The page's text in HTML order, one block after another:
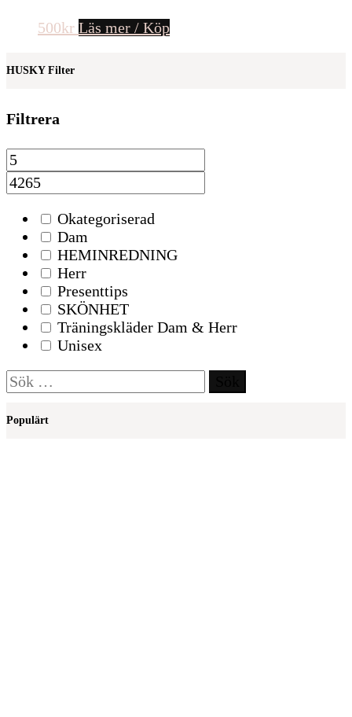
500kr Läs mer / Köp
HUSKY Filter
Filtrera
Okategoriserad
Dam
HEMINREDNING
Herr
Presenttips
SKÖNHET
Träningskläder Dam & Herr
Unisex
Sök
efter:
Populärt